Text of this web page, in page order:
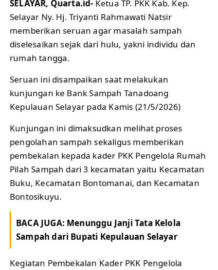
SELAYAR, Quarta.id- Ketua TP. PKK Kab. Kep.
Selayar Ny. Hj. Triyanti Rahmawati Natsir
memberikan seruan agar masalah sampah
diselesaikan sejak dari hulu, yakni individu dan
rumah tangga.
Seruan ini disampaikan saat melakukan
kunjungan ke Bank Sampah Tanadoang
Kepulauan Selayar pada Kamis (21/5/2026)
Kunjungan ini dimaksudkan melihat proses
pengolahan sampah sekaligus memberikan
pembekalan kepada kader PKK Pengelola Rumah
Pilah Sampah dari 3 kecamatan yaitu Kecamatan
Buku, Kecamatan Bontomanai, dan Kecamatan
Bontosikuyu.
BACA JUGA: Menunggu Janji Tata Kelola
Sampah dari Bupati Kepulauan Selayar
Kegiatan Pembekalan Kader PKK Pengelola